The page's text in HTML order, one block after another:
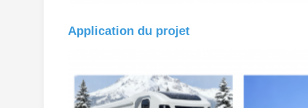
Application du projet